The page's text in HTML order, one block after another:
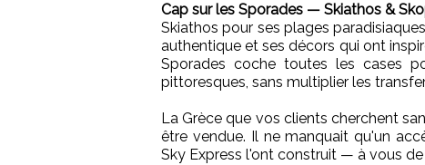
Cap sur les Sporades — Skiathos &
Skiathos pour ses plages
authentique et ses décors qui ont
Sporades coche toutes les cases
pittoresques, sans multiplier les
La Grèce que vos clients cherchent
être vendue. Il ne manquait qu'un
Sky Express l'ont construit — à vous de